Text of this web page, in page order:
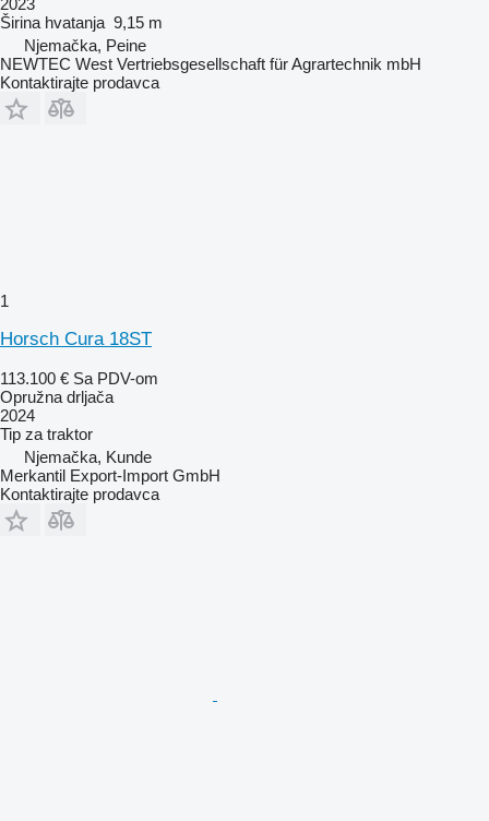
Širina hvatanja 9,15 m
Njemačka, Peine
NEWTEC West Vertriebsgesellschaft für Agrartechnik mbH
Kontaktirajte prodavca
1
Horsch Cura 18ST
113.100 € Sa PDV-om
Opružna drljača
2024
Tip za traktor
Njemačka, Kunde
Merkantil Export-Import GmbH
Kontaktirajte prodavca